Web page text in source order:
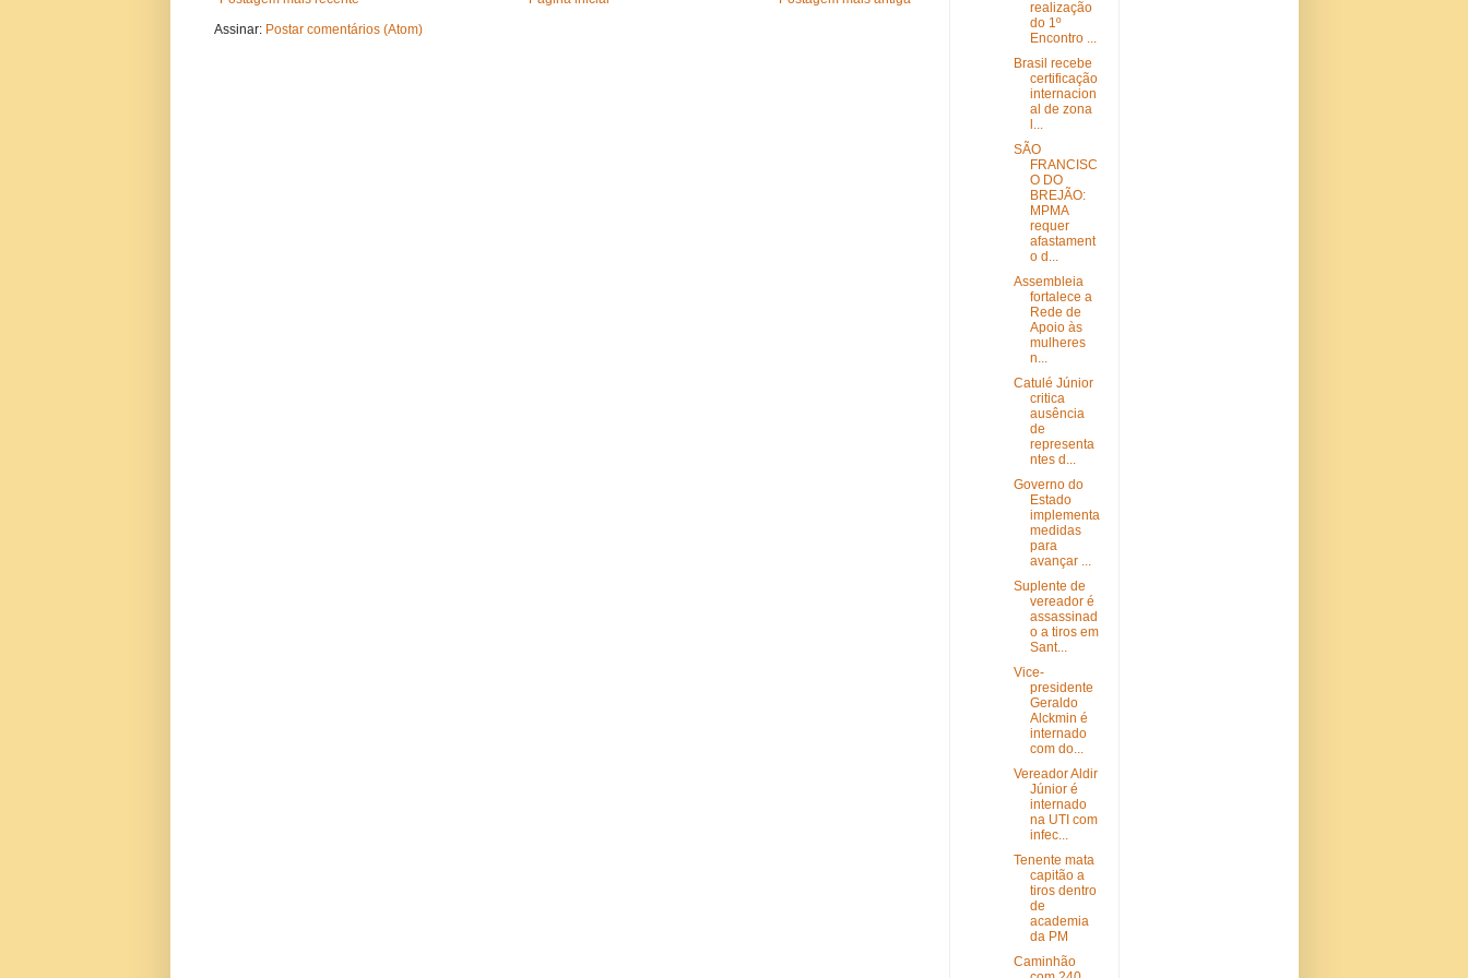
Assinar: Postar comentários (Atom)
realização
do 1º
Encontro ...
Brasil recebe
certificação
internacion
al de zona
l...
SÃO
FRANCISC
O DO
BREJÃO:
MPMA
requer
afastament
o d...
Assembleia
fortalece a
Rede de
Apoio às
mulheres
n...
Catulé Júnior
critica
ausência
de
representa
ntes d...
Governo do
Estado
implementa
medidas
para
avançar ...
Suplente de
vereador é
assassinad
o a tiros em
Sant...
Vice-
presidente
Geraldo
Alckmin é
internado
com do...
Vereador Aldir
Júnior é
internado
na UTI com
infec...
Tenente mata
capitão a
tiros dentro
de
academia
da PM
Caminhão